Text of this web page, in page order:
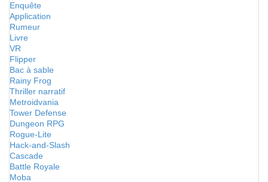
Enquête
Application
Rumeur
Livre
VR
Flipper
Bac à sable
Rainy Frog
Thriller narratif
Metroidvania
Tower Defense
Dungeon RPG
Rogue-Lite
Hack-and-Slash
Cascade
Battle Royale
Moba